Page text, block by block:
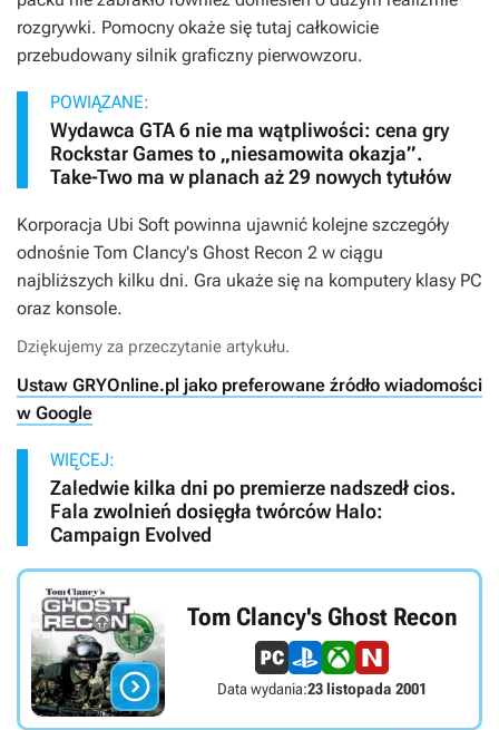
rozgrywki. Pomocny okaże się tutaj całkowicie
przebudowany silnik graficzny pierwowzoru.
POWIĄZANE:
Wydawca GTA 6 nie ma wątpliwości: cena gry
Rockstar Games to „niesamowita okazja”.
Take-Two ma w planach aż 29 nowych tytułów
Korporacja Ubi Soft powinna ujawnić kolejne szczegóły
odnośnie Tom Clancy's Ghost Recon 2 w ciągu
najbliższych kilku dni. Gra ukaże się na komputery klasy PC
oraz konsole.
Dziękujemy za przeczytanie artykułu.
Ustaw GRYOnline.pl jako preferowane źródło wiadomości
w Google
WIĘCEJ:
Zaledwie kilka dni po premierze nadszedł cios.
Fala zwolnień dosięgła twórców Halo:
Campaign Evolved

Tom Clancy's Ghost Recon
Data wydania:23 listopada 2001